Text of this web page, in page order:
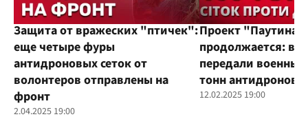
Защита от вражеских "птичек":
еще четыре фуры
антидроновых сеток от
волонтеров отправлены на
фронт
2.04.2025 19:00
Проект "Паутина"
продолжается:
передали
тонн
12.02.2025 19:00